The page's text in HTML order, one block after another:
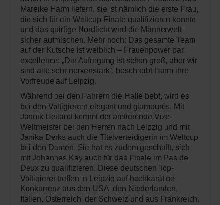
Mareike Harm liefern, sie ist nämlich die erste Frau,
die sich für ein Weltcup-Finale qualifizieren konnte
und das quirlige Nordlicht wird die Männerwelt
sicher aufmischen. Mehr noch: Das gesamte Team
auf der Kutsche ist weiblich – Frauenpower par
excellence: „Die Aufregung ist schon groß, aber wir
sind alle sehr nervenstark“, beschreibt Harm ihre
Vorfreude auf Leipzig.
Während bei den Fahrern die Halle bebt, wird es
bei den Voltigierern elegant und glamourös. Mit
Jannik Heiland kommt der amtierende Vize-
Weltmeister bei den Herren nach Leipzig und mit
Janika Derks auch die Titelverteidigerin im Weltcup
bei den Damen. Sie hat es zudem geschafft, sich
mit Johannes Kay auch für das Finale im Pas de
Deux zu qualifizieren. Diese deutschen Top-
Voltigierer treffen in Leipzig auf hochkarätige
Konkurrenz aus den USA, den Niederlanden,
Italien, Österreich, der Schweiz und aus Frankreich.